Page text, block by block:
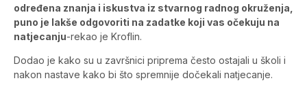
određena znanja i iskustva iz stvarnog radnog okruženja,
puno je lakše odgovoriti na zadatke koji vas očekuju na
natjecanju-rekao je Kroflin.
Dodao je kako su u završnici priprema često ostajali u školi i
nakon nastave kako bi što spremnije dočekali natjecanje.